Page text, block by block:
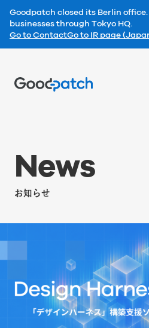
Goodpatch closed its Berlin
businesses through Tokyo HQ.
Go to ContactGo to IR page
News
お知らせ